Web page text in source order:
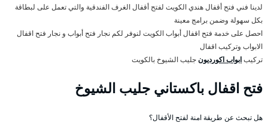
لدينا فني فتح أقفال هندي الكويت لفتح أقفال الغرف الفندقية والتي تعمل على لبطاقة
بكل سهولة وضمن برامج معينة
احصل على خدمة فتح اقفال أبواب الكويت لنوفر لكم نجار فتح أبواب و نجار فتح اقفال
الابواب وتركيب اقفال
تركيبابواب اكورديونجليب الشيوخ بالكويت
فتح اقفال باكستاني جليب الشيوخ
هل تبحث عن طريقة امنة لفتح الأقفال؟